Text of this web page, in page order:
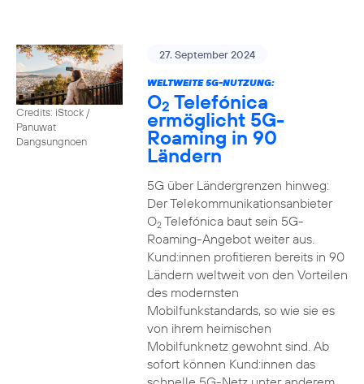
Credits: iStock /
Panuwat
Dangsungnoen
27. September 2024
WELTWEITE 5G-NUTZUNG:
O2 Telefónica
ermöglicht 5G-
Roaming in 90
Ländern
5G über Ländergrenzen hinweg:
Der Telekommunikationsanbieter
O2Telefónica baut sein 5G-
Roaming-Angebot weiter aus.
Kund:innen profitieren bereits in 90
Ländern weltweit von den Vorteilen
des modernsten
Mobilfunkstandards, so wie sie es
von ihrem heimischen
Mobilfunknetz gewohnt sind. Ab
sofort können Kund:innen das